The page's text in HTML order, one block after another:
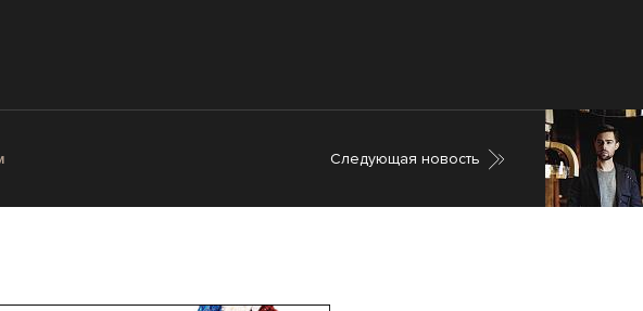
Cледующая новость